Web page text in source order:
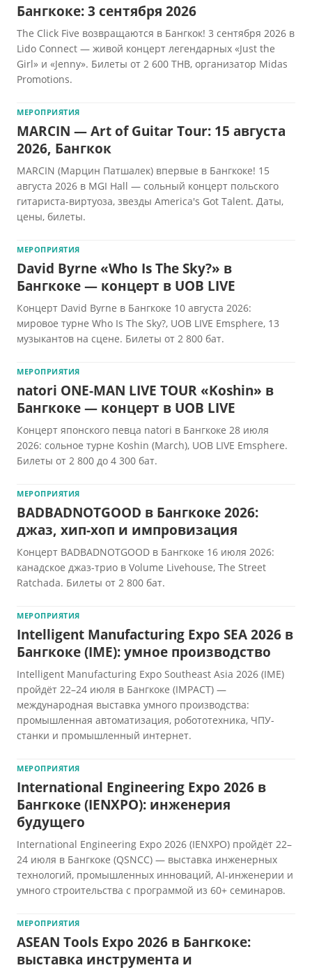
Бангкоке: 3 сентября 2026
The Click Five возвращаются в Бангкок! 3 сентября 2026 в
Lido Connect — живой концерт легендарных «Just the
Girl» и «Jenny». Билеты от 2 600 THB, организатор Midas
Promotions.
МЕРОПРИЯТИЯ
MARCIN — Art of Guitar Tour: 15 августа
2026, Бангкок
MARCIN (Марцин Патшалек) впервые в Бангкоке! 15
августа 2026 в MGI Hall — сольный концерт польского
гитариста-виртуоза, звезды America's Got Talent. Даты,
цены, билеты.
МЕРОПРИЯТИЯ
David Byrne «Who Is The Sky?» в
Бангкоке — концерт в UOB LIVE
Концерт David Byrne в Бангкоке 10 августа 2026:
мировое турне Who Is The Sky?, UOB LIVE Emsphere, 13
музыкантов на сцене. Билеты от 2 800 бат.
МЕРОПРИЯТИЯ
natori ONE-MAN LIVE TOUR «Koshin» в
Бангкоке — концерт в UOB LIVE
Концерт японского певца natori в Бангкоке 28 июля
2026: сольное турне Koshin (March), UOB LIVE Emsphere.
Билеты от 2 800 до 4 300 бат.
МЕРОПРИЯТИЯ
BADBADNOTGOOD в Бангкоке 2026:
джаз, хип-хоп и импровизация
Концерт BADBADNOTGOOD в Бангкоке 16 июля 2026:
канадское джаз-трио в Volume Livehouse, The Street
Ratchada. Билеты от 2 800 бат.
МЕРОПРИЯТИЯ
Intelligent Manufacturing Expo SEA 2026 в
Бангкоке (IME): умное производство
Intelligent Manufacturing Expo Southeast Asia 2026 (IME)
пройдёт 22–24 июля в Бангкоке (IMPACT) —
международная выставка умного производства:
промышленная автоматизация, робототехника, ЧПУ-
станки и промышленный интернет.
МЕРОПРИЯТИЯ
International Engineering Expo 2026 в
Бангкоке (IENXPO): инженерия
будущего
International Engineering Expo 2026 (IENXPO) пройдёт 22–
24 июля в Бангкоке (QSNCC) — выставка инженерных
технологий, промышленных инноваций, AI-инженерии и
умного строительства с программой из 60+ семинаров.
МЕРОПРИЯТИЯ
ASEAN Tools Expo 2026 в Бангкоке:
выставка инструмента и